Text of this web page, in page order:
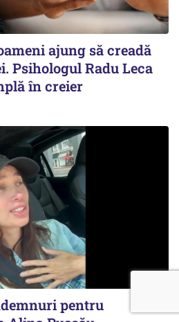
ajung să creadă
Psihologul Radu Leca
în creier
pentru